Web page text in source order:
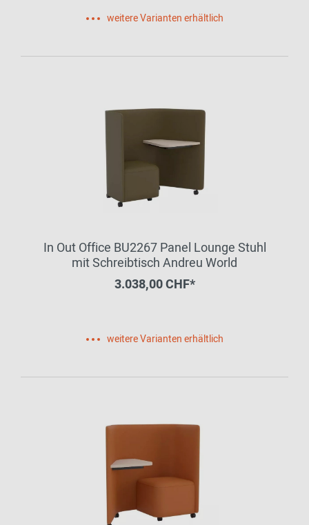
weitere Varianten erhältlich
In Out Office BU2267 Panel Lounge Stuhl
mit Schreibtisch Andreu World
3.038,00 CHF*
weitere Varianten erhältlich